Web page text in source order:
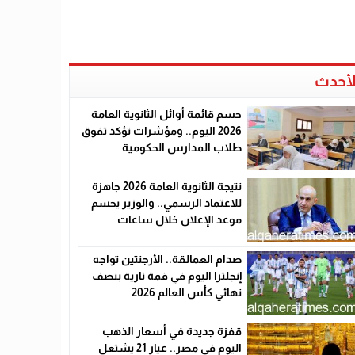
حسم قائمة أوائل الثانوية العامة
2026 اليوم.. ومؤشرات تؤكد تفوق
طلاب المدارس الحكومية
نتيجة الثانوية العامة 2026 جاهزة
للاعتماد الرسمي.. والوزير يحسم
موعد الإعلان خلال ساعات
صدام العمالقة.. الأرجنتين تواجه
إنجلترا اليوم في قمة نارية بنصف
نهائي كأس العالم 2026
قفزة جديدة في أسعار الذهب
اليوم في مصر.. عيار 21 يشتعل